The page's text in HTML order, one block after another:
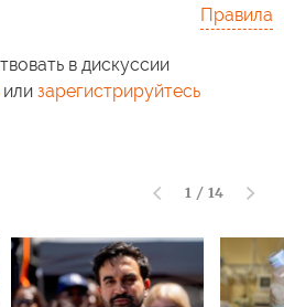
Правила
в дискуссии
зарегистрируйтесь
1 / 14